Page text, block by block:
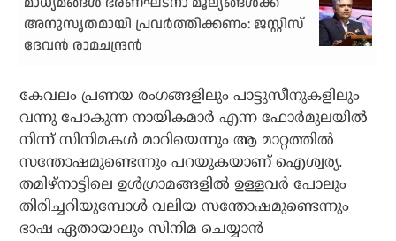
അനുസൃതമായി പ്രവര്‍ത്തിക്കണം: ജസ്റ്റിസ്
ദേവന്‍ രാമചന്ദ്രന്‍
കേവലം പ്രണയ രംഗങ്ങളിലും പാട്ടുസീനുകളിലും
വന്നു പോകുന്ന നായികമാർ എന്ന ഫോർമുലയിൽ
നിന്ന് സിനിമകൾ മാറിയെന്നും ആ മാറ്റത്തിൽ
സന്തോഷമുണ്ടെന്നും പറയുകയാണ് ഐശ്വര്യ.
തമിഴ്നാട്ടിലെ ഉൾഗ്രാമങ്ങളിൽ ഉള്ളവർ പോലും
തിരിച്ചറിയുമ്പോൾ വലിയ സന്തോഷമുണ്ടെന്നും
ഭാഷ ഏതായാലും സിനിമ ചെയ്യാൻ